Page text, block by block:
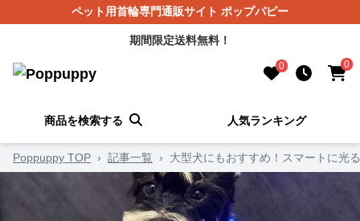
ペット用首輪専門通販サイト ポップパピー
期間限定送料無料！
0 0
商品を検索する 人気ランキング
Poppuppy TOP › 記事一覧 › 大型犬にもおすすめ！スマートに光